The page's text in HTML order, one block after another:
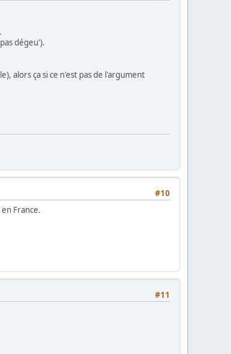
dégeu').
alors ça si ce n'est pas de l'argument
#10
France.
#11